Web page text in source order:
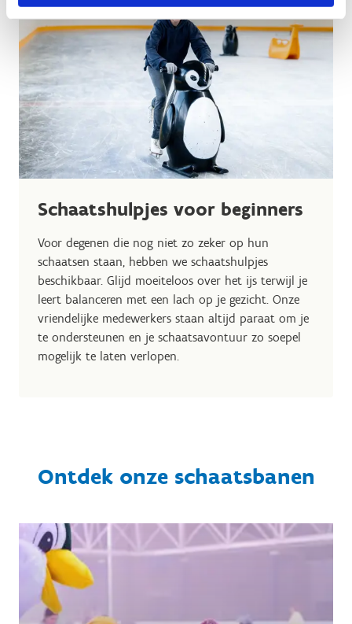
Schaatshulpjes voor beginners
Voor degenen die nog niet zo zeker op hun
schaatsen staan, hebben we schaatshulpjes
beschikbaar. Glijd moeiteloos over het ijs terwijl je
leert balanceren met een lach op je gezicht. Onze
vriendelijke medewerkers staan altijd paraat om je
te ondersteunen en je schaatsavontuur zo soepel
mogelijk te laten verlopen.
Ontdek onze schaatsbanen